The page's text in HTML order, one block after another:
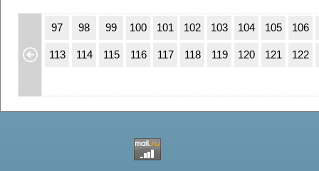
80
97 98 99 100 101 102 103 104 105 106
113 114 115 116 117 118 119 120 121 122